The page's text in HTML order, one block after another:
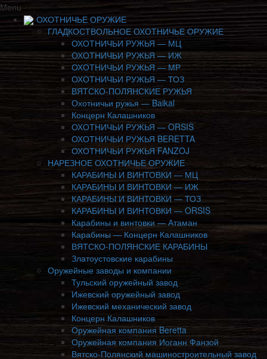
Menu
ОХОТНИЧЬЕ ОРУЖИЕ
ГЛАДКОСТВОЛЬНОЕ ОХОТНИЧЬЕ ОРУЖИЕ
ОХОТНИЧЬИ РУЖЬЯ — МЦ
ОХОТНИЧЬИ РУЖЬЯ — ИЖ
ОХОТНИЧЬИ РУЖЬЯ — МР
ОХОТНИЧЬИ РУЖЬЯ — ТОЗ
ВЯТСКО-ПОЛЯНСКИЕ РУЖЬЯ
Охотничьи ружья — Baikal
Концерн Калашников
ОХОТНИЧЬИ РУЖЬЯ — ORSIS
ОХОТНИЧЬИ РУЖЬЯ BERETTA
ОХОТНИЧЬИ РУЖЬЯ FANZOJ
НАРЕЗНОЕ ОХОТНИЧЬЕ ОРУЖИЕ
КАРАБИНЫ И ВИНТОВКИ — МЦ
КАРАБИНЫ И ВИНТОВКИ — ИЖ
КАРАБИНЫ И ВИНТОВКИ — ТОЗ
КАРАБИНЫ И ВИНТОВКИ — ORSIS
Карабины и винтовки — Атаман
Карабины — Концерн Калашников
ВЯТСКО-ПОЛЯНСКИЕ КАРАБИНЫ
Златоустовские карабины
Оружейные заводы и компании
Тульский оружейный завод
Ижевский оружейный завод
Ижевский механический завод
Концерн Калашников
Оружейная компания Beretta
Оружейная компания Иоганн Фанзой
Вятско-Полянский машиностроительный завод